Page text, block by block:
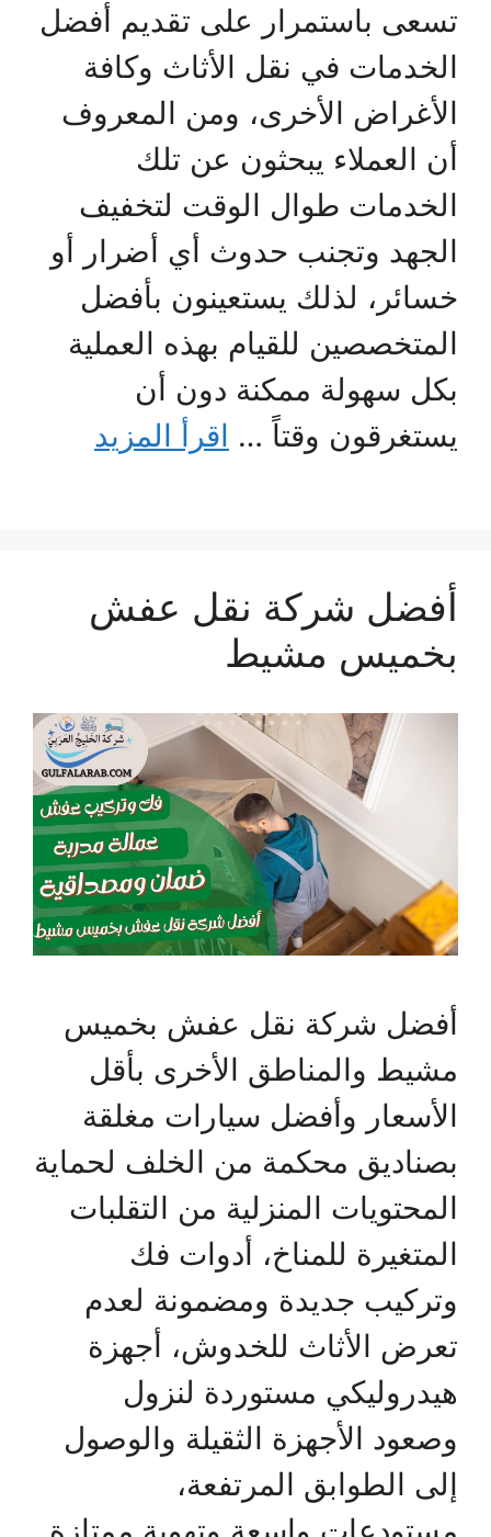
تسعى باستمرار على تقديم أفضل
الخدمات في نقل الأثاث وكافة
الأغراض الأخرى، ومن المعروف
أن العملاء يبحثون عن تلك
الخدمات طوال الوقت لتخفيف
الجهد وتجنب حدوث أي أضرار أو
خسائر، لذلك يستعينون بأفضل
المتخصصين للقيام بهذه العملية
بكل سهولة ممكنة دون أن
يستغرقون وقتاً … اقرأ المزيد
أفضل شركة نقل عفش
بخميس مشيط
أفضل شركة نقل عفش بخميس
مشيط والمناطق الأخرى بأقل
الأسعار وأفضل سيارات مغلقة
بصناديق محكمة من الخلف لحماية
المحتويات المنزلية من التقلبات
المتغيرة للمناخ، أدوات فك
وتركيب جديدة ومضمونة لعدم
تعرض الأثاث للخدوش، أجهزة
هيدروليكي مستوردة لنزول
وصعود الأجهزة الثقيلة والوصول
إلى الطوابق المرتفعة،